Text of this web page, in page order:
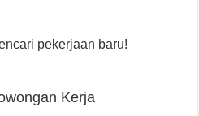
pekerjaan baru!
Kerja